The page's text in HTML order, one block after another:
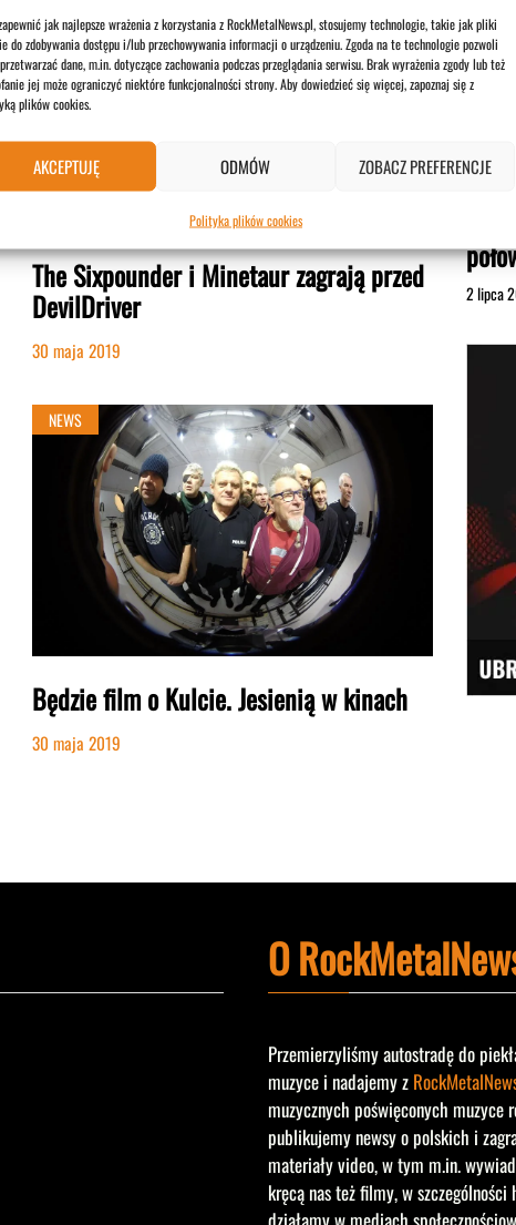
jak najlepsze wrażenia z korzystania z RockMetalNews.pl, stosujemy technologie, takie jak pliki
do zdobywania dostępu i/lub przechowywania informacji o urządzeniu. Zgoda na te technologie pozwoli
dane, m.in. dotyczące zachowania podczas przeglądania serwisu. Brak wyrażenia zgody lub też
jej może ograniczyć niektóre funkcjonalności strony. Aby dowiedzieć się więcej, zapoznaj się z
plików cookies.
AKCEPTUJĘ ODMÓW ZOBACZ PREFERENCJE
Polityka plików cookies
The Sixpounder i Minetaur zagrają przed
DevilDriver
30 maja 2019
NEWS
Będzie film o Kulcie. Jesienią w kinach
30 maja 2019
2 lipca
O
Przemierzyliśmy autostradę do
muzyce i nadajemy z
muzycznych poświęconych
publikujemy newsy o polskich i
materiały video, w tym m.in.
kręcą nas też filmy, w